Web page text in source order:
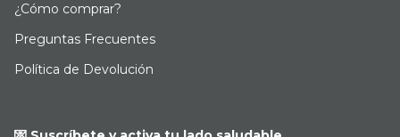
¿Cómo comprar?
Preguntas Frecuentes
Política de Devolución